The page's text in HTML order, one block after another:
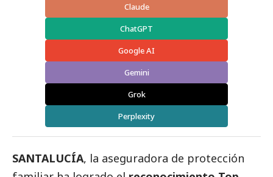
Claude
ChatGPT
Google AI
Gemini
Grok
Perplexity
SANTALUCÍA, la aseguradora de protección